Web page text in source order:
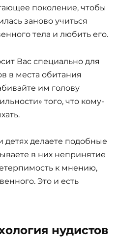
поколение, чтобы
заново учиться
тела и любить его.
Вас специально для
в места обитания
им голову
того, что кому-
делаете подобные
в них непринятие
к мнению,
Это и есть
нудистов